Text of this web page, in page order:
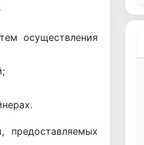
осуществления
предоставляемых